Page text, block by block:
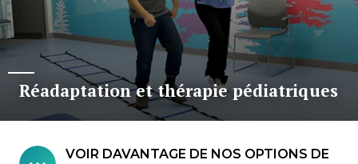
Réadaptation et thérapie pédiatriques
VOIR DAVANTAGE DE NOS OPTIONS DE